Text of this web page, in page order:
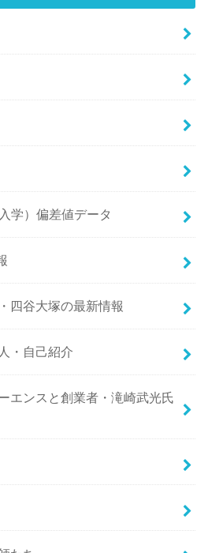
学）偏差値データ
四谷大塚の最新情報
・自己紹介
エンスと創業者・滝崎武光氏